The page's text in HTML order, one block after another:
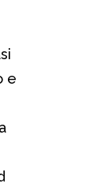
e